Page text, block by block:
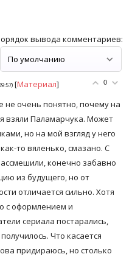
вывода комментариев:
0
[Материал]
не очень понятно, почему на
взяли Паламарчука. Может
но на мой взгляд у него
то вяленько, смазано. С
конечно забавно
из будущего, но от
отличается сильно. Хотя
с оформлением и
сериала постарались,
Что касается
придираюсь, но столько